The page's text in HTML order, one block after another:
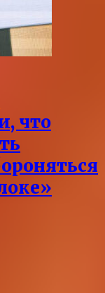
что